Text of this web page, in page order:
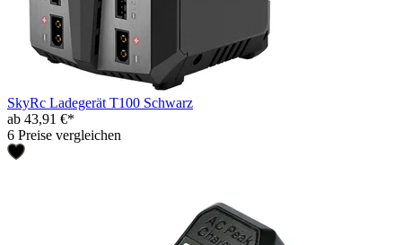
SkyRc Ladegerät T100 Schwarz
ab 43,91 €*
6 Preise vergleichen